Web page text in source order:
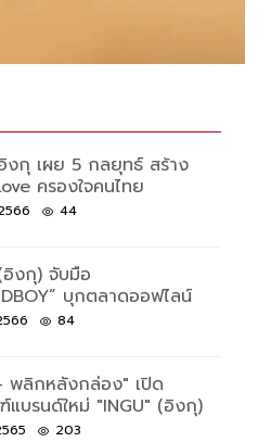
งกุ เผย 5 กลยุทธ์ สร้าง
ครองใจคนไทย
44
อิงกุ) จับมือ
บุกตลาดออฟไลน์
84
พลิกหลังกล่อง" เปิด
บรนด์ใหม่ "INGU" (อิงกุ)
203